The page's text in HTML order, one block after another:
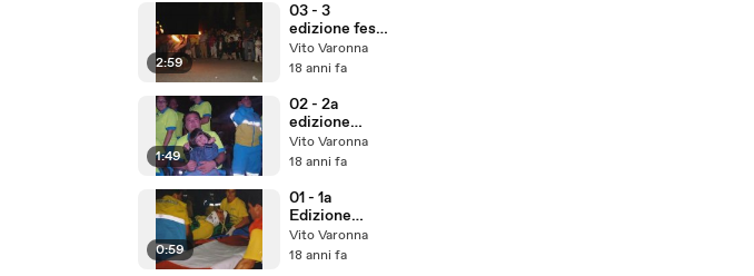
2:59
03 - 3
edizione festa
volontariato
in piazza 13 -
Vito Varonna
18 anni fa
1:49
02 - 2a
edizione
volontariafo in
piazza agosto
2005_1_NEW
Vito Varonna
18 anni fa
0:59
01 - 1a
Edizione
volontariato
in piazza 11-12
Vito Varonna
18 anni fa